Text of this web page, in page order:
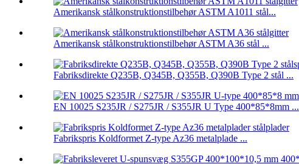
Amerikansk stålkonstruktionstilbehør ASTM A1011 stål...
Amerikansk stålkonstruktionstilbehør ASTM A36 stål ...
Fabriksdirekte Q235B, Q345B, Q355B, Q390B Type 2 stål ...
EN 10025 S235JR / S275JR / S355JR U Type 400*85*8mm ...
Fabrikspris Koldformet Z-type Az36 metalplade ...